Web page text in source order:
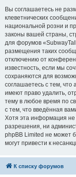
Вы соглашаетесь не
клеветнических
национальной розни и
законы вашей страны,
для форумов
размещения таких
отключению от
известность, если мы
сохраняются для
соглашаетесь с тем,
имеют право удалить,
тему в любое время по
с тем, что введённая
Хотя эта информация не
разрешения, ни
phpBB Limited не может
могут привести к
К списку форумов